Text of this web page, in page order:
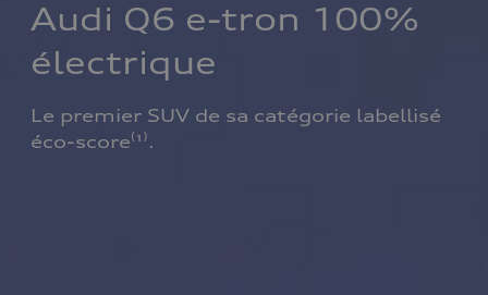
Audi Q6 e-tron 100%
électrique
Le premier SUV de sa catégorie labellisé
éco-score⁽¹⁾.